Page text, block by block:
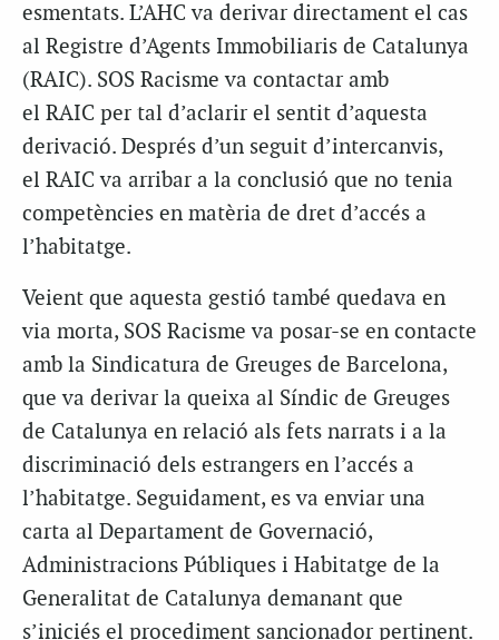
esmentats. L’AHC va derivar directament el cas
al Registre d’Agents Immobiliaris de Catalunya
(RAIC). SOS Racisme va contactar amb
el RAIC per tal d’aclarir el sentit d’aquesta
derivació. Després d’un seguit d’intercanvis,
el RAIC va arribar a la conclusió que no tenia
competències en matèria de dret d’accés a
l’habitatge.
Veient que aquesta gestió també quedava en
via morta, SOS Racisme va posar-se en contacte
amb la Sindicatura de Greuges de Barcelona,
que va derivar la queixa al Síndic de Greuges
de Catalunya en relació als fets narrats i a la
discriminació dels estrangers en l’accés a
l’habitatge. Seguidament, es va enviar una
carta al Departament de Governació,
Administracions Públiques i Habitatge de la
Generalitat de Catalunya demanant que
s’iniciés el procediment sancionador pertinent.